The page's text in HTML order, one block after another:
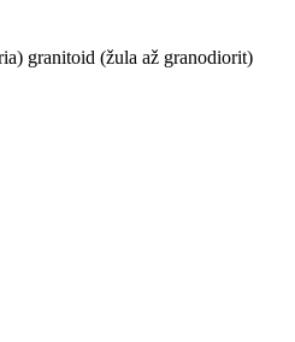
granitoid (žula až granodiorit)